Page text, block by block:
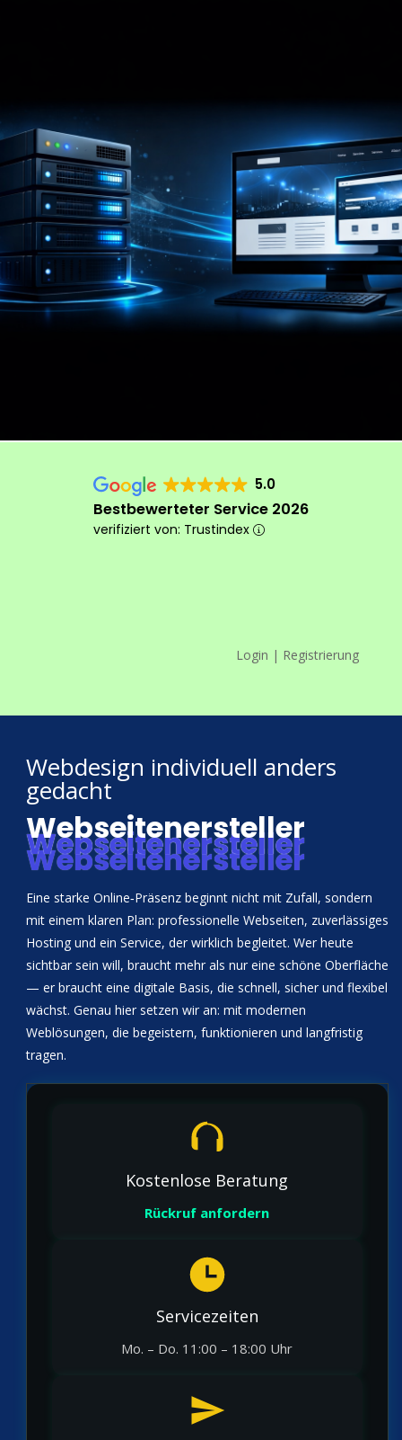
5.0
Bestbewerteter Service 2026
verifiziert von: Trustindex
Login | Registrierung
Webdesign individuell anders
gedacht
Webseitenersteller
Webseitenersteller
Webseitenersteller
Eine starke Online‑Präsenz beginnt nicht mit Zufall, sondern
mit einem klaren Plan: professionelle Webseiten, zuverlässiges
Hosting und ein Service, der wirklich begleitet. Wer heute
sichtbar sein will, braucht mehr als nur eine schöne Oberfläche
— er braucht eine digitale Basis, die schnell, sicher und flexibel
wächst. Genau hier setzen wir an: mit modernen
Weblösungen, die begeistern, funktionieren und langfristig
tragen.
Kostenlose Beratung
Rückruf anfordern
Servicezeiten
Mo. – Do. 11:00 – 18:00 Uhr